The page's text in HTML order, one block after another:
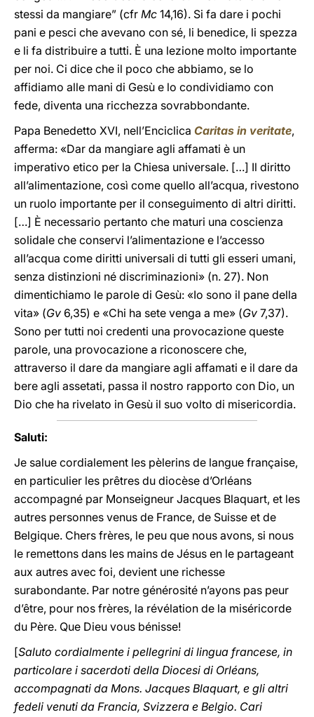
stessi da mangiare” (cfr Mc 14,16). Si fa dare i pochi
pani e pesci che avevano con sé, li benedice, li spezza
e li fa distribuire a tutti. È una lezione molto importante
per noi. Ci dice che il poco che abbiamo, se lo
affidiamo alle mani di Gesù e lo condividiamo con
fede, diventa una ricchezza sovrabbondante.
Papa Benedetto XVI, nell’Enciclica Caritas in veritate,
afferma: «Dar da mangiare agli affamati è un
imperativo etico per la Chiesa universale. […] Il diritto
all’alimentazione, così come quello all’acqua, rivestono
un ruolo importante per il conseguimento di altri diritti.
[…] È necessario pertanto che maturi una coscienza
solidale che conservi l’alimentazione e l’accesso
all’acqua come diritti universali di tutti gli esseri umani,
senza distinzioni né discriminazioni» (n. 27). Non
dimentichiamo le parole di Gesù: «Io sono il pane della
vita» (Gv 6,35) e «Chi ha sete venga a me» (Gv 7,37).
Sono per tutti noi credenti una provocazione queste
parole, una provocazione a riconoscere che,
attraverso il dare da mangiare agli affamati e il dare da
bere agli assetati, passa il nostro rapporto con Dio, un
Dio che ha rivelato in Gesù il suo volto di misericordia.
Saluti:
Je salue cordialement les pèlerins de langue française,
en particulier les prêtres du diocèse d’Orléans
accompagné par Monseigneur Jacques Blaquart, et les
autres personnes venus de France, de Suisse et de
Belgique. Chers frères, le peu que nous avons, si nous
le remettons dans les mains de Jésus en le partageant
aux autres avec foi, devient une richesse
surabondante. Par notre générosité n’ayons pas peur
d’être, pour nos frères, la révélation de la miséricorde
du Père. Que Dieu vous bénisse!
[Saluto cordialmente i pellegrini di lingua francese, in
particolare i sacerdoti della Diocesi di Orléans,
accompagnati da Mons. Jacques Blaquart, e gli altri
fedeli venuti da Francia, Svizzera e Belgio. Cari